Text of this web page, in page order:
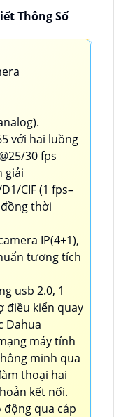
Thông Số
với hai luồng
30 fps
giải
CIF (1 fps–
thời
IP(4+1),
tương tích
usb 2.0, 1
điều kiển quay
Dahua
máy tính
minh qua
thoại hai
kết nối.
qua cáp